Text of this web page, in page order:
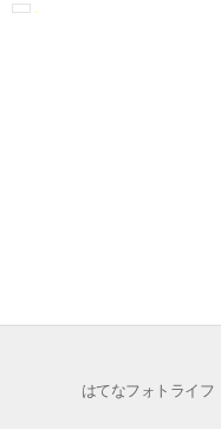
はてなフォトライフ